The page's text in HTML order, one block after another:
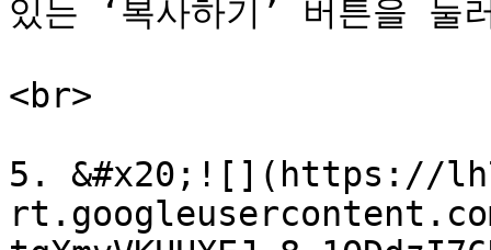
있는 ‘복사하기’ 버튼을
<br>
5. &#x20;![](https://
rt.googleusercontent.com/